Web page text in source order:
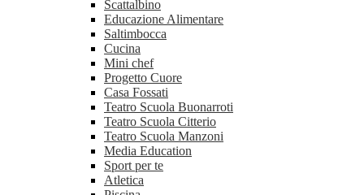
Scattalbino
Educazione Alimentare
Saltimbocca
Cucina
Mini chef
Progetto Cuore
Casa Fossati
Teatro Scuola Buonarroti
Teatro Scuola Citterio
Teatro Scuola Manzoni
Media Education
Sport per te
Atletica